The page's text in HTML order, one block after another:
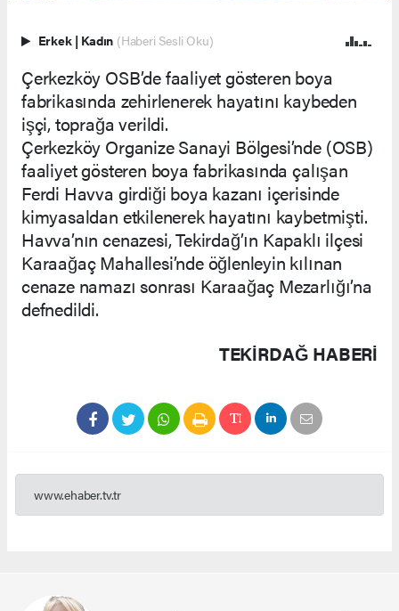
Erkek | Kadın (Haberi Sesli Oku)
Çerkezköy OSB’de faaliyet gösteren boya
fabrikasında zehirlenerek hayatını kaybeden
işçi, toprağa verildi.
Çerkezköy Organize Sanayi Bölgesi’nde (OSB)
faaliyet gösteren boya fabrikasında çalışan
Ferdi Havva girdiği boya kazanı içerisinde
kimyasaldan etkilenerek hayatını kaybetmişti.
Havva’nın cenazesi, Tekirdağ’ın Kapaklı ilçesi
Karaağaç Mahallesi’nde öğlenleyin kılınan
cenaze namazı sonrası Karaağaç Mezarlığı’na
defnedildi.
TEKIRDAĞ HABERİ
www.ehaber.tv.tr